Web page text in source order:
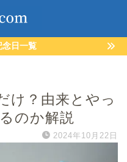
念日一覧
け？由来とやっ
のか解説
2024年10月22日